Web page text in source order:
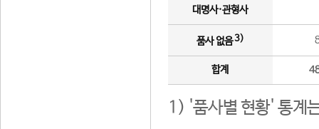
대명사·관형사
품사 없음3)
합계
1) '품사별 현황' 통계